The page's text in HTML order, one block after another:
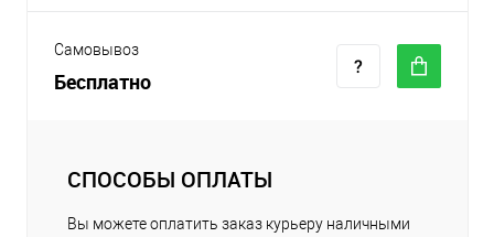
Самовывоз
Бесплатно
СПОСОБЫ ОПЛАТЫ
Вы можете оплатить заказ курьеру наличными